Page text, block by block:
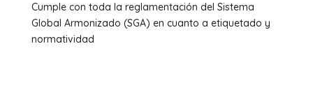
Cumple con toda la reglamentación del Sistema
Global Armonizado (SGA) en cuanto a etiquetado y
normatividad